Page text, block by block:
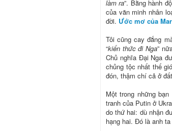
làm ra”. Bằng hành
của văn minh nhân
đời. Ước mơ của
Tôi cũng cay đắng
“kiến thức đi Nga”
Chủ nghĩa Đại Nga
chủng tộc nhất thế
đón, thậm chí cả ở
Một trong những
tranh của Putin ở
do thứ hai: dù nhận
hạng hai. Đó là anh